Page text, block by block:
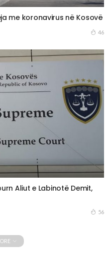
me koronavirus në Kosovë
46
Aliut e Labinotë Demit,
56